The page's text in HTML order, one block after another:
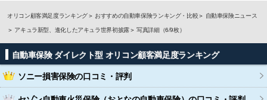
オリコン顧客満足度ランキング おすすめの自動車保険ランキング・比較
自動車保険ニュース
アキュラ新型、進化したアキュラ世界初披露
写真詳細（6/9枚）
自動車保険 ダイレクト型 オリコン顧客満足度ランキング
ソニー損害保険の口コミ・評判